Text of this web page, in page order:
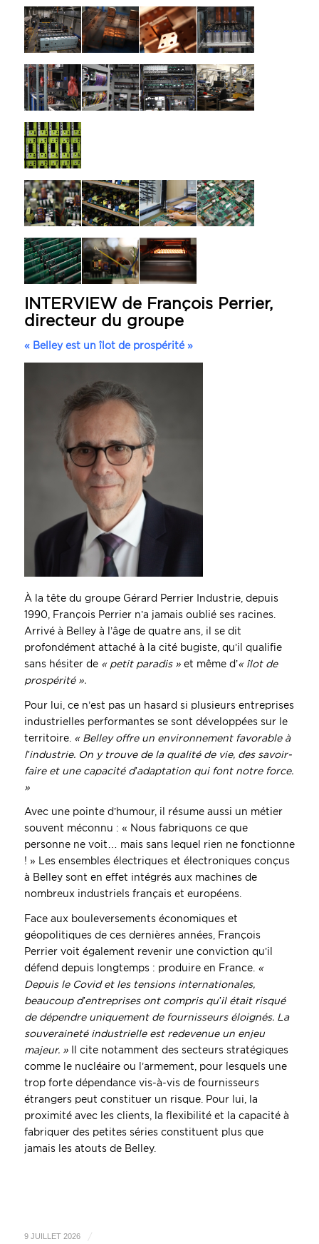
INTERVIEW de François Perrier,
directeur du groupe
« Belley est un îlot de prospérité »
À la tête du groupe Gérard Perrier Industrie, depuis
1990, François Perrier n’a jamais oublié ses racines.
Arrivé à Belley à l’âge de quatre ans, il se dit
profondément attaché à la cité bugiste, qu’il qualifie
sans hésiter de « petit paradis »et même d’« îlot de
prospérité ».
Pour lui, ce n’est pas un hasard si plusieurs entreprises
industrielles performantes se sont développées sur le
territoire. « Belley offre un environnement favorable à
l’industrie. On y trouve de la qualité de vie, des savoir-
faire et une capacité d’adaptation qui font notre force.
»
Avec une pointe d’humour, il résume aussi un métier
souvent méconnu : « Nous fabriquons ce que
personne ne voit… mais sans lequel rien ne fonctionne
! » Les ensembles électriques et électroniques conçus
à Belley sont en effet intégrés aux machines de
nombreux industriels français et européens.
Face aux bouleversements économiques et
géopolitiques de ces dernières années, François
Perrier voit également revenir une conviction qu’il
défend depuis longtemps : produire en France. «
Depuis le Covid et les tensions internationales,
beaucoup d’entreprises ont compris qu’il était risqué
de dépendre uniquement de fournisseurs éloignés. La
souveraineté industrielle est redevenue un enjeu
majeur. »Il cite notamment des secteurs stratégiques
comme le nucléaire ou l’armement, pour lesquels une
trop forte dépendance vis-à-vis de fournisseurs
étrangers peut constituer un risque. Pour lui, la
proximité avec les clients, la flexibilité et la capacité à
fabriquer des petites séries constituent plus que
jamais les atouts de Belley.
9 JUILLET 2026 /